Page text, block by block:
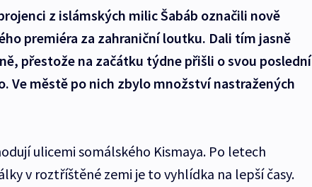
z islámských milic Šabáb označili nově
premiéra za zahraniční loutku. Dali tím jasně
přestože na začátku týdne přišli o svou poslední
Ve městě po nich zbylo množství nastražených
ulicemi somálského Kismaya. Po letech
v roztříštěné zemi je to vyhlídka na lepší časy.